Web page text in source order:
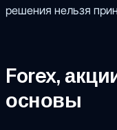
решения нельзя
Forex,
основы